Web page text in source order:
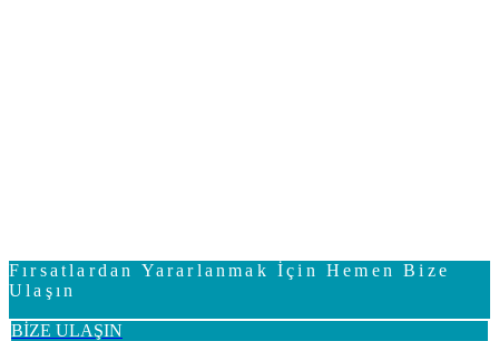
Fırsatlardan Yararlanmak İçin Hemen Bize
Ulaşın
BİZE ULAŞIN